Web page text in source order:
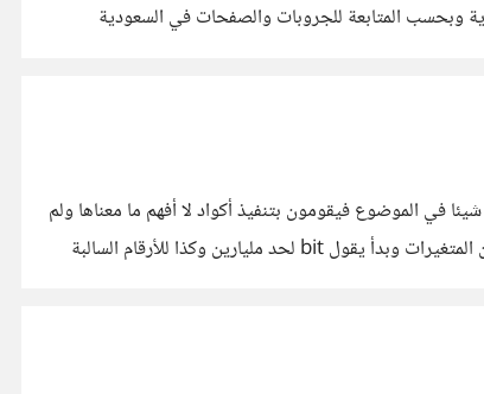
وبحسب المتابعة للجروبات والصفحات في السعودية
في الموضوع فيقومون بتنفيذ أكواد لا أفهم ما معناها ولم
أضافوها أو يذكرون أشياء ومصطلحات لم نجربها بشكل عملي فيكون الكلام نظري غير واضح ! مثلا أحد الفيديوهات بدأ المقدم الدورة بالحديث عن المتغيرات وبدأ يقول bit لحد مليارين وكذا للأرقام السالبة